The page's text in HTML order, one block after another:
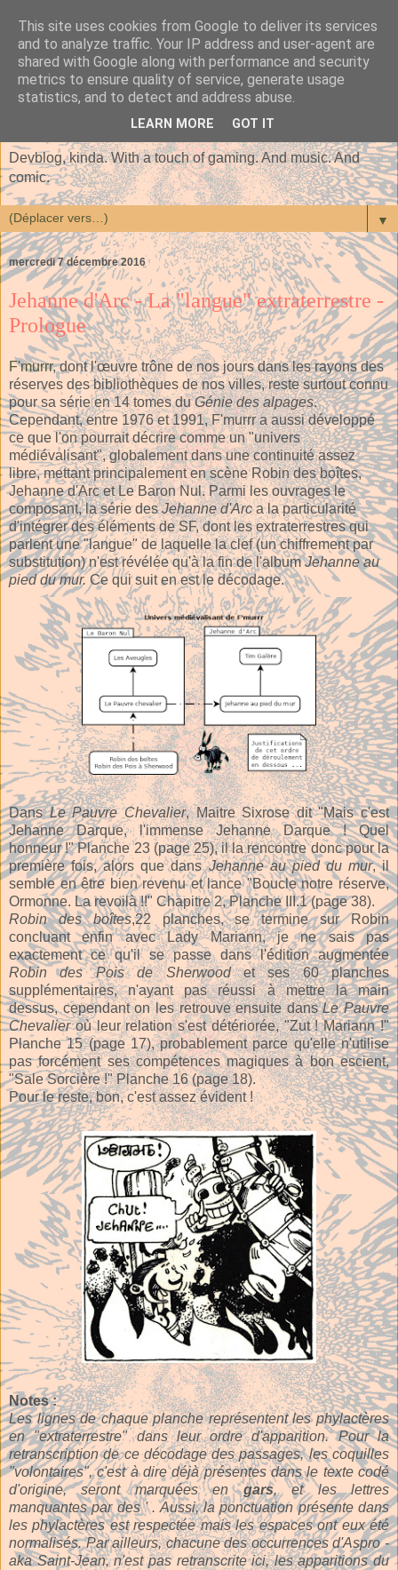
Devblog, kinda. With a touch of gaming. And music. And
comic.
▼
mercredi 7 décembre 2016
Jehanne d'Arc - La "langue" extraterrestre -
Prologue
F'murrr, dont l'œuvre trône de nos jours dans les rayons des
réserves des bibliothèques de nos villes, reste surtout connu
pour sa série en 14 tomes duGénie des alpages.
Cependant, entre 1976 et 1991, F'murrr a aussi développé
ce que l'on pourrait décrire comme un "univers
médiévalisant", globalement dans une continuité assez
libre, mettant principalement en scène Robin des boîtes,
Jehanne d'Arc et Le Baron Nul. Parmi les ouvrages le
composant, la série desJehanne d'Arca la particularité
d'intégrer des éléments de SF, dont les extraterrestres qui
parlent une "langue" de laquelle la clef (un chiffrement par
substitution) n'est révélée qu'à la fin de l'albumJehanne au
pied du mur. Ce qui suit en est le décodage.
DansLe Pauvre Chevalier, Maitre Sixrose dit "Mais c'est
Jehanne Darque, l'immense Jehanne Darque ! Quel
honneur !" Planche 23 (page 25), il la rencontre donc pour la
première fois, alors que dansJehanne au pied du mur, il
semble en être bien revenu et lance "Boucle notre réserve,
Ormonne. La revoilà !!" Chapitre 2, Planche III.1 (page 38).
Robin des boîtes,22 planches, se termine sur Robin
concluant enfin avec Lady Mariann, je ne sais pas
exactement ce qu'il se passe dans l'édition augmentée
Robin des Pois de Sherwoodet ses 60 planches
supplémentaires, n'ayant pas réussi à mettre la main
dessus, cependant on les retrouve ensuite dansLe Pauvre
Chevalieroù leur relation s'est détériorée, "Zut ! Mariann !"
Planche 15 (page 17), probablement parce qu'elle n'utilise
pas forcément ses compétences magiques à bon escient,
"Sale Sorcière !" Planche 16 (page 18).
Pour le reste, bon, c'est assez évident !
Notes :
Les lignes de chaque planche représentent les phylactères
en "extraterrestre" dans leur ordre d'apparition. Pour la
retranscription de ce décodage des passages, les coquilles
"volontaires", c'est à dire déjà présentes dans le texte codé
d'origine, seront marquées engars, et les lettres
manquantes par des ' . Aussi, la ponctuation présente dans
les phylactères est respectée mais les espaces ont eux été
normalisés. Par ailleurs, chacune des occurrences d'Aspro -
aka Saint-Jean, n'est pas retranscrite ici, les apparitions du
This site uses cookies from Google to deliver its services
and to analyze traffic. Your IP address and user-agent are
shared with Google along with performance and security
metrics to ensure quality of service, generate usage
statistics, and to detect and address abuse.
LEARN MORE GOT IT